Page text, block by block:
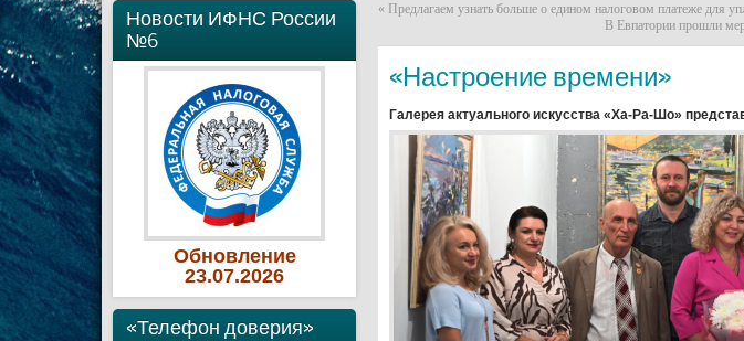
Новости ИФНС России
№6
Обновление
23.07.2026
«Телефон доверия»
« Предлагаем узнать больше о едином налоговом платеже для
В Евпатории прошли
«Настроение времени»
Галерея актуального искусства «Ха-Ра-Шо»